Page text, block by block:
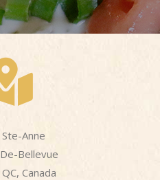
Anne
Bellevue
Canada